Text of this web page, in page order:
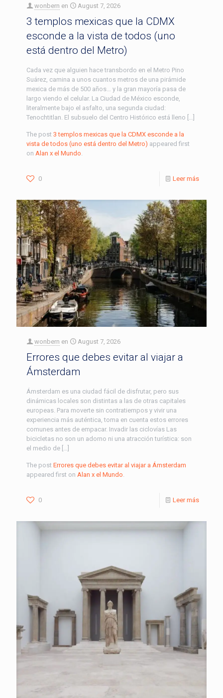
wonbern en August 7, 2026
3 templos mexicas que la CDMX
esconde a la vista de todos (uno
está dentro del Metro)
Cada vez que alguien hace transbordo en el Metro Pino
Suárez, camina a unos cuantos metros de una pirámide
mexica de más de 500 años… y la gran mayoría pasa de
largo viendo el celular. La Ciudad de México esconde,
literalmente bajo el asfalto, una segunda ciudad:
Tenochtitlan. El subsuelo del Centro Histórico está lleno […]
The post 3 templos mexicas que la CDMX esconde a la
vista de todos (uno está dentro del Metro) appeared first
on Alan x el Mundo.
0 Leer más
wonbern en August 7, 2026
Errores que debes evitar al viajar a
Ámsterdam
Ámsterdam es una ciudad fácil de disfrutar, pero sus
dinámicas locales son distintas a las de otras capitales
europeas. Para moverte sin contratiempos y vivir una
experiencia más auténtica, toma en cuenta estos errores
comunes antes de empacar. Invadir las ciclovías Las
bicicletas no son un adorno ni una atracción turística: son
el medio de […]
The post Errores que debes evitar al viajar a Ámsterdam
appeared first on Alan x el Mundo.
0 Leer más